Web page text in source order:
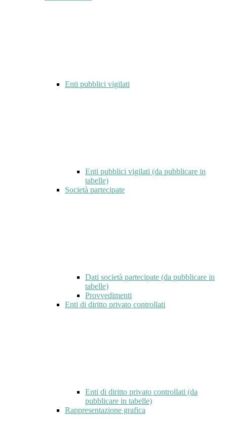
Enti pubblici vigilati
Enti pubblici vigilati (da pubblicare in
tabelle)
Società partecipate
Dati società partecipate (da pubblicare in
tabelle)
Provvedimenti
Enti di diritto privato controllati
Enti di diritto privato controllati (da
pubblicare in tabelle)
Rappresentazione grafica